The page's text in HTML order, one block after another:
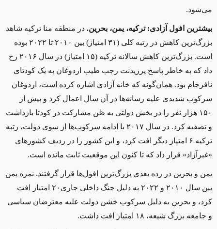
می‌شود.
بیشترین افول آزادی: ترکیه، یمن، بحرین. در منطقه منا ترکیه شاهد
بزرگ‌ترین کاهش در رتبه کلی (۳۱ امتیاز) بین ۲۰۱۰ تا ۲۰۲۲ بوده
است. بزرگ‌ترین کاهش سالانه ترکیه (۱۵ امتیاز) در سال ۲۰۱۶ رخ
داد که به خاطر پاسخ پرزیدنت رجب طیب اردوغان به یک کودتای
نافرجام بود. همان‌گونه که خانه آزادی اشاره کرده است، اردوغان
سرکوب شدیدی علیه رسانه‌ها در آن سال اعمال کرد و بیش از
۱۵۰ هزار نفر را در بخش دولتی به ظن مشارکت در کودتا بازداشت
و تصفیه کرد. در سال ۲۰۱۷ با ادامه سرکوب‌ها از سوی دولت، رتبه
ترکیه ۶ امتیاز دیگر افت کرد، و این کشور را در ردیف کشورهای
«غیرآزاد» قرار داد که تا کنون این موقعیت ثابت مانده است.
یمن و بحرین در رده بعدی بزرگ‌ترین افول‌ها قرار گرفتند. نمره یمن
بین سال ۲۰۱۰ و ۲۰۲۲ به دلیل جنگ داخلی جاری۲۰ امتیاز افت
کرد، و بحرین به دلیل سرکوب خشن دولت علیه معترضان سیاسی
و جامعه بزرگ شیعه، ۱۸ امتیاز افت داشت.